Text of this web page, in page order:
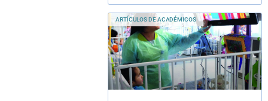
ARTÍCULOS DE ACADÉMICOS